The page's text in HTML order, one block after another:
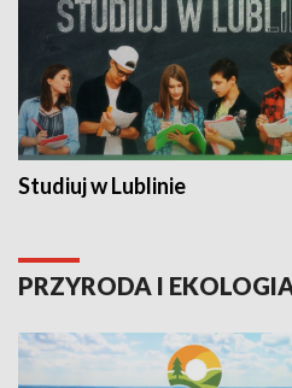
Studiuj w Lublinie
PRZYRODA I